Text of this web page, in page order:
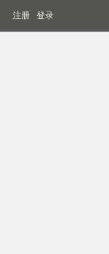
注册 登录